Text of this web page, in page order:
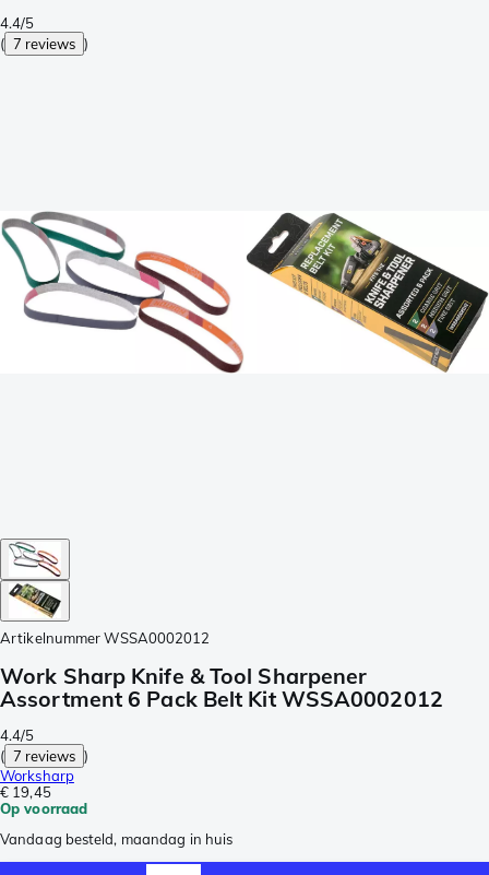
4.4/5
( 7 reviews )
Artikelnummer WSSA0002012
Work Sharp Knife & Tool Sharpener
Assortment 6 Pack Belt Kit WSSA0002012
4.4/5
( 7 reviews )
Worksharp
€ 19,45
Op voorraad
Vandaag besteld, maandag in huis